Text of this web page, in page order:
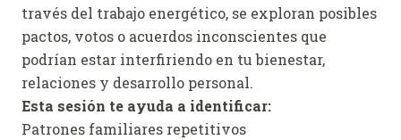
través del trabajo energético, se exploran posibles
pactos, votos o acuerdos inconscientes que
podrían estar interfiriendo en tu bienestar,
relaciones y desarrollo personal.
Esta sesión te ayuda a identificar:
Patrones familiares repetitivos